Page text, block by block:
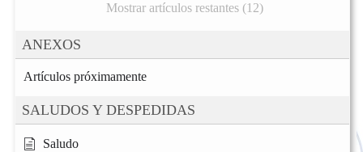
Mostrar artículos restantes (12)
ANEXOS
Artículos próximamente
SALUDOS Y DESPEDIDAS
Saludo